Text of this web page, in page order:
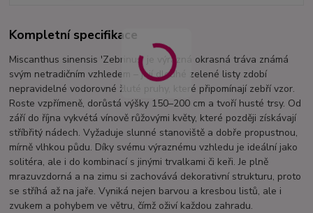
Kompletní specifikace
Miscanthus sinensis 'Zebrinus' je výrazná okrasná tráva známá
svým netradičním vzhledem – její dlouhé zelené listy zdobí
nepravidelné vodorovné žluté pruhy, které připomínají zebří vzor.
Roste vzpřímeně, dorůstá výšky 150–200 cm a tvoří husté trsy. Od
září do října vykvétá vínově růžovými květy, které později získávají
stříbřitý nádech. Vyžaduje slunné stanoviště a dobře propustnou,
mírně vlhkou půdu. Díky svému výraznému vzhledu je ideální jako
solitéra, ale i do kombinací s jinými trvalkami či keři. Je plně
mrazuvzdorná a na zimu si zachovává dekorativní strukturu, proto
se stříhá až na jaře. Vyniká nejen barvou a kresbou listů, ale i
zvukem a pohybem ve větru, čímž oživí každou zahradu.